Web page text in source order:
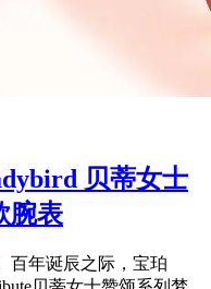
贝蒂女士
腕表
百年诞辰之际，宝珀